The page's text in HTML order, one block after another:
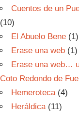
Cuentos de un
(10)
El Abuelo Bene (1)
Erase una web (1)
Erase una web…
Coto Redondo de
Hemeroteca(4)
Heráldica(11)